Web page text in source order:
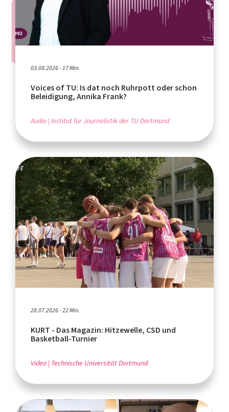
03.08.2026 - 17 Min.
Voices of TU: Is dat noch Ruhrpott oder schon
Beleidigung, Annika Frank?
Audio Institut für Journalistik der TU Dortmund
28.07.2026 - 22 Min.
KURT - Das Magazin: Hitzewelle, CSD und
Basketball-Turnier
Video Technische Universität Dortmund